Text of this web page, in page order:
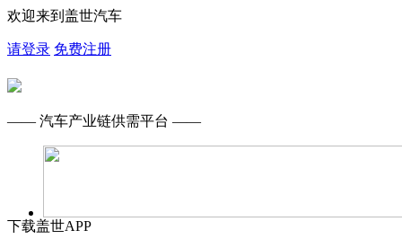
欢迎来到盖世汽车
请登录 免费注册
—— 汽车产业链供需平台 ——
下载盖世APP